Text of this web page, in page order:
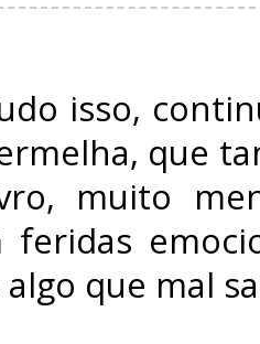
isso,
que
muito
feridas
que mal